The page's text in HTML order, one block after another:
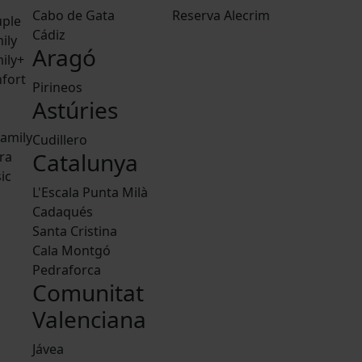
Cabo de Gata
Cádiz
Aragó
Pirineos
Astúries
Cudillero
Catalunya
L'Escala Punta Milà
Cadaqués
Santa Cristina
Cala Montgó
Pedraforca
Comunitat
Valenciana
Jávea
Reserva Alecrim